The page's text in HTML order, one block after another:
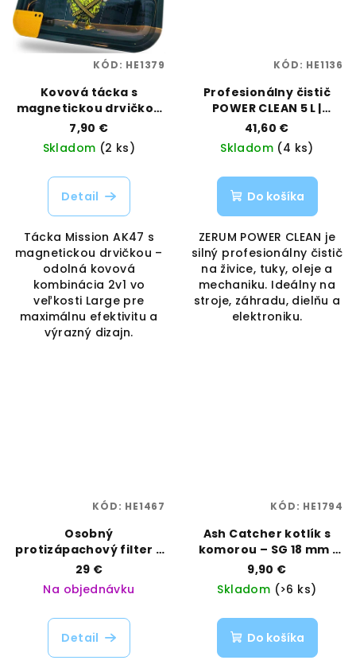
Kovová tácka s
magnetickou drvičkou
– Mission AK47, veľkosť
Large | Best Buds |
Vaporama
7,90 €
Skladom (2 ks)
Detail
Tácka Mission AK47 s
magnetickou drvičkou –
odolná kovová
kombinácia 2v1 vo
veľkosti Large pre
maximálnu efektivitu a
výrazný dizajn.
KÓD: HE1379
Profesionálny čistič
POWER CLEAN 5 L |
Zerum | Vaporama
41,60 €
Skladom (4 ks)
Do košíka
ZERUM POWER CLEAN je
silný profesionálny čistič
na živice, tuky, oleje a
mechaniku. Ideálny na
stroje, záhradu, dielňu a
elektroniku.
KÓD: HE1136
Osobný
protizápachový filter s
fajkou – modrá verzia |
Black Leaf | Vaporama
29 €
Na objednávku
Detail
KÓD: HE1467
Ash Catcher kotlík s
komorou – SG 18 mm |
Black Leaf | Vaporama
9,90 €
Skladom (>6 ks)
Do košíka
KÓD: HE1794